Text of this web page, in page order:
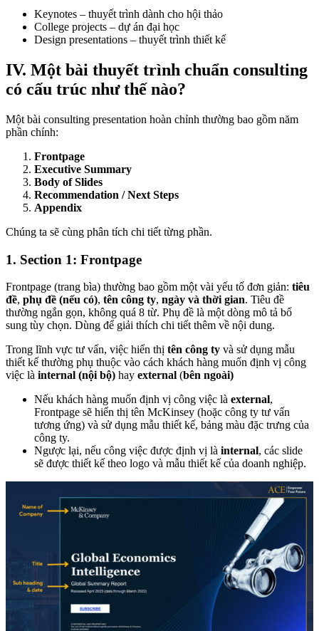
Keynotes – thuyết trình dành cho hội thảo
College projects – dự án đại học
Design presentations – thuyết trình thiết kế
IV. Một bài thuyết trình chuẩn consulting
có cấu trúc như thế nào?
Một bài consulting presentation hoàn chỉnh thường bao gồm năm
phần chính:
Frontpage
Executive Summary
Body of Slides
Recommendation / Next Steps
Appendix
Chúng ta sẽ cùng phân tích chi tiết từng phần.
1. Section 1: Frontpage
Frontpage (trang bìa) thường bao gồm một vài yếu tố đơn giản: tiêu
đề, phụ đề (nếu có), tên công ty, ngày và thời gian. Tiêu đề
thường ngắn gọn, không quá 8 từ. Phụ đề là một dòng mô tả bổ
sung tùy chọn. Dùng để giải thích chi tiết thêm về nội dung.
Trong lĩnh vực tư vấn, việc hiển thị tên công ty và sử dụng mẫu
thiết kế thường phụ thuộc vào cách khách hàng muốn định vị công
việc là internal (nội bộ) hay external (bên ngoài)
Nếu khách hàng muốn định vị công việc là external,
Frontpage sẽ hiển thị tên McKinsey (hoặc công ty tư vấn
tương ứng) và sử dụng mẫu thiết kế, bảng màu đặc trưng của
công ty.
Ngược lại, nếu công việc được định vị là internal, các slide
sẽ được thiết kế theo logo và mẫu thiết kế của doanh nghiệp.